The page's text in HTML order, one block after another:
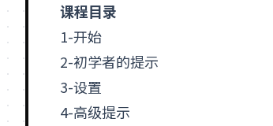
课程目录
1-开始
2-初学者的提示
3-设置
4-高级提示